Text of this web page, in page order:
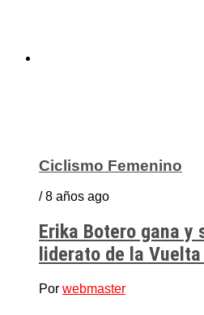
Ciclismo Femenino
/ 8 años ago
Erika Botero gana y
liderato de la
Por webmaster